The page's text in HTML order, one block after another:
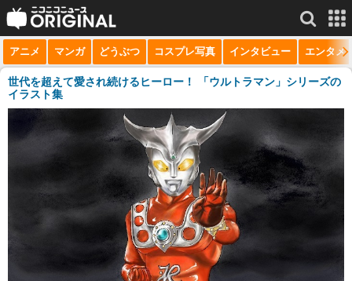
サービス一覧 もっと見る
niconico
動画
チャンネル
ニコニコQ
アニメ マンガ どうぶつ コスプレ写真 インタビュー エンタメ
世代を超えて愛され続けるヒーロー！ 「ウルトラマン」シリーズの
イラスト集